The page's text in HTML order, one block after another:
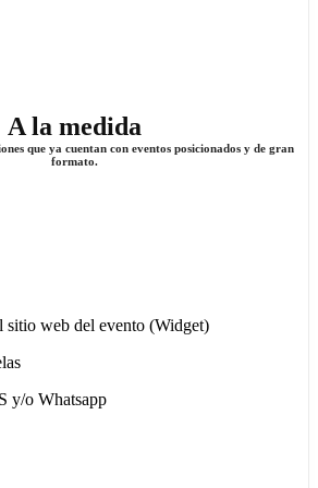
A la medida
que ya cuentan con eventos posicionados y de gran
formato.
sitio web del evento (Widget)
y/o Whatsapp